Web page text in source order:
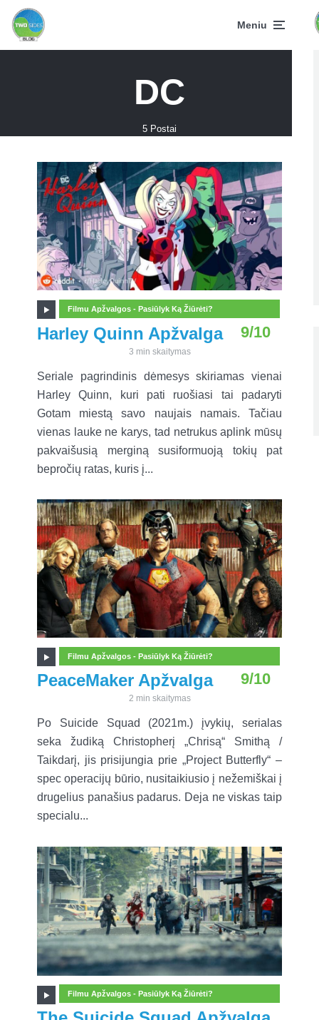
Meniu
DC
5 Postai
Filmu Apžvalgos - Pasiūlyk Ką Žiūrėti?
Harley Quinn Apžvalga 9/10
3 min skaitymas
Seriale pagrindinis dėmesys skiriamas vienai
Harley Quinn, kuri pati ruošiasi tai padaryti
Gotam miestą savo naujais namais. Tačiau
vienas lauke ne karys, tad netrukus aplink mūsų
pakvaišusią merginą susiformuoją tokių pat
bepročių ratas, kuris į...
Filmu Apžvalgos - Pasiūlyk Ką Žiūrėti?
PeaceMaker Apžvalga 9/10
2 min skaitymas
Po Suicide Squad (2021m.) įvykių, serialas
seka žudiką Christopherį „Chrisą“ Smithą /
Taikdarį, jis prisijungia prie „Project Butterfly“ –
spec operacijų būrio, nusitaikiusio į nežemiškai į
drugelius panašius padarus. Deja ne viskas taip
specialu...
Filmu Apžvalgos - Pasiūlyk Ką Žiūrėti?